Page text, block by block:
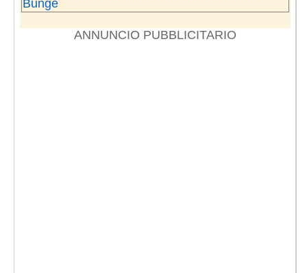
Bunge
ANNUNCIO PUBBLICITARIO